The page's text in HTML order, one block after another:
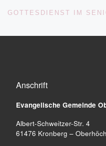
Anschrift
Evangelische Gemeinde
Albert-Schweitzer-Str. 4
61476 Kronberg –